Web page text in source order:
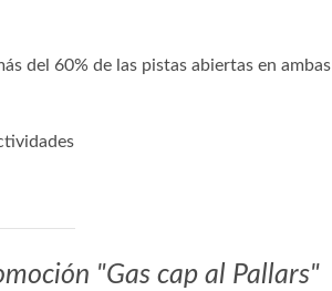
del 60% de las pistas abiertas en ambas
"Gas cap al Pallars"